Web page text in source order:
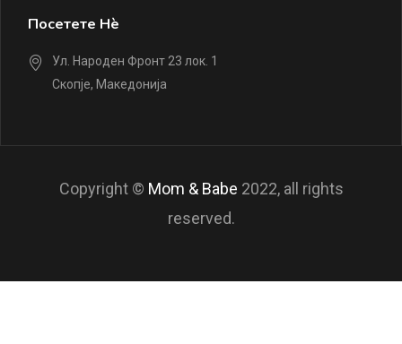
Посетете Нè
Ул. Народен Фронт 23 лок. 1
Скопје, Македонија
Copyright © Mom & Babe 2022, all rights
reserved.